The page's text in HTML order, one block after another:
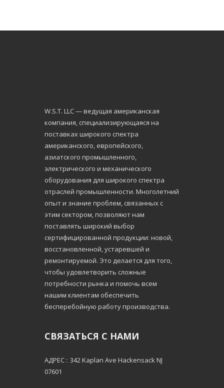
W.S.Т. LLC — ведущая американская
компания, специализирующаяся на
поставках широкого спектра
американского, европейского,
азиатского промышленного,
электрического и механического
оборудования для широкого спектра
отраслей промышленности. Многолетний
опыт и знание проблем, связанных с
этим сектором, позволяют нам
поставлять широкий выбор
сертифицированной продукции: новой,
восстановленной, устаревшей и
ремонтируемой. Это делается для того,
чтобы удовлетворить сложные
потребности рынка и помочь всем
нашим клиентам обеспечить
бесперебойную работу производства.
СВЯЗАТЬСЯ С НАМИ
АДРЕС : 342 Kaplan Ave Hackensack NJ
07601